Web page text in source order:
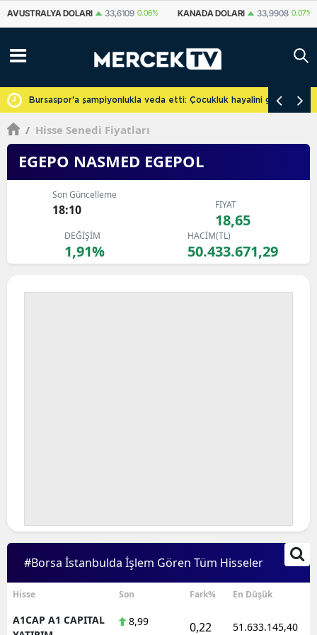
KANADA DOLARI 33,9908 0.07% İSVIÇRE FRANKI 59,0578 0.15%
Bursaspor'a şampiyonlukla veda etti: Çocukluk hayalini
/ Hisse Senedi Fiyatları
EGEPO NASMED EGEPOL
Son Güncelleme
18:10 FİYAT
18,65
DEĞİŞİM
1,91%
HACİM(TL)
50.433.671,29
#Borsa İstanbulda İşlem Gören Tüm Hisseler
Hisse Son Fark% En Düşük
A1CAP A1 CAPITAL
8,99 0,22 51.633.145,40